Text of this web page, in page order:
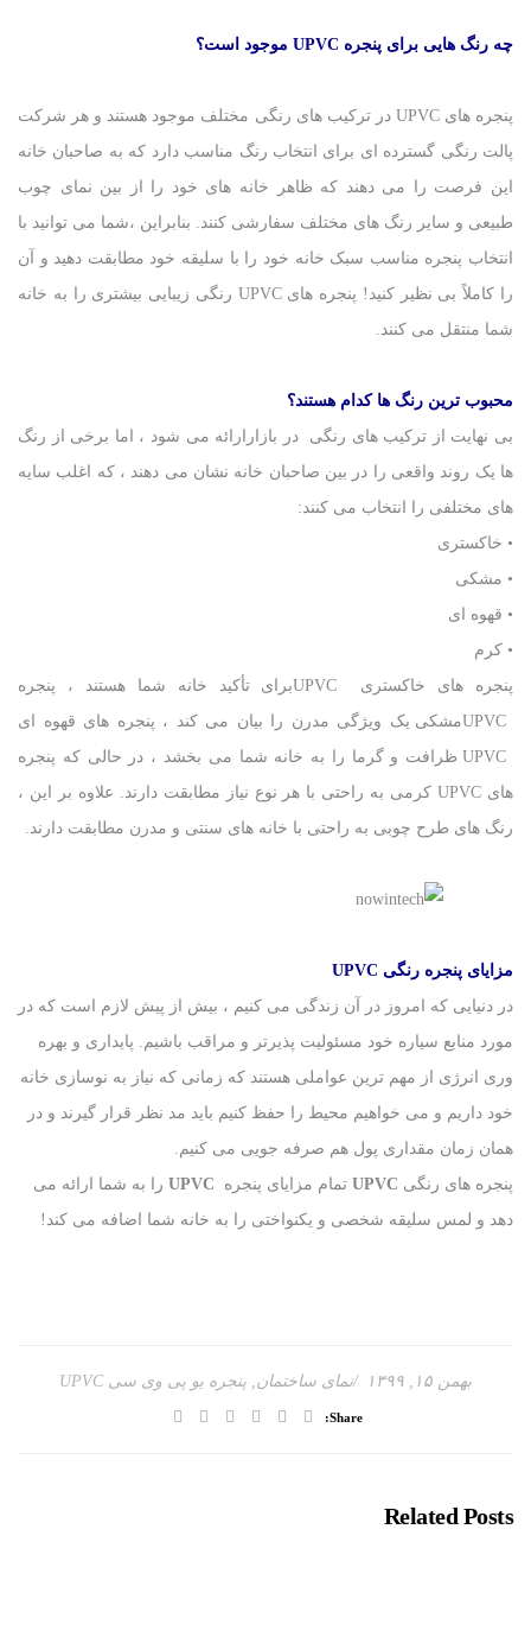
چه رنگ هایی برای پنجره UPVC موجود است؟
پنجره های UPVC در ترکیب های رنگی مختلف موجود هستند و هر شرکت
پالت رنگی گسترده ای برای انتخاب رنگ مناسب دارد که به صاحبان خانه
این فرصت را می دهند که ظاهر خانه های خود را از بین نمای چوب
طبیعی و سایر رنگ های مختلف سفارشی کنند. بنابراین ،شما می توانید با
انتخاب پنجره مناسب سبک خانه خود را با سلیقه خود مطابقت دهید و آن
را کاملاً بی نظیر کنید! پنجره های UPVC رنگی زیبایی بیشتری را به خانه
شما منتقل می کنند.
محبوب ترین رنگ ها کدام هستند؟
بی نهایت از ترکیب های رنگی در بازارارائه می شود ، اما برخی از رنگ
ها یک روند واقعی را در بین صاحبان خانه نشان می دهند ، که اغلب سایه
های مختلفی را انتخاب می کنند:
• خاکستری
• مشکی
• قهوه ای
• کرم
پنجره های خاکستری UPVCبرای تأکید خانه شما هستند ، پنجره
UPVCمشکی یک ویژگی مدرن را بیان می کند ، پنجره های قهوه ای
UPVC ظرافت و گرما را به خانه شما می بخشد ، در حالی که پنجره
های UPVC کرمی به راحتی با هر نوع نیاز مطابقت دارند. علاوه بر این ،
رنگ های طرح چوبی به راحتی با خانه های سنتی و مدرن مطابقت دارند.
مزایای پنجره رنگی UPVC
در دنیایی که امروز در آن زندگی می کنیم ، بیش از پیش لازم است که در
مورد منابع سیاره خود مسئولیت پذیرتر و مراقب باشیم. پایداری و بهره
وری انرژی از مهم ترین عواملی هستند که زمانی که نیاز به نوسازی خانه
خود داریم و می خواهیم محیط را حفظ کنیم باید مد نظر قرار گیرند و در
همان زمان مقداری پول هم صرفه جویی می کنیم.
پنجره های رنگی UPVC تمام مزایای پنجره UPVC را به شما ارائه می
دهد و لمس سلیقه شخصی و یکنواختی را به خانه شما اضافه می کند!
بهمن ۱۵, ۱۳۹۹ نمای ساختمان, پنجره یو پی وی سی UPVC
Share:
Related Posts